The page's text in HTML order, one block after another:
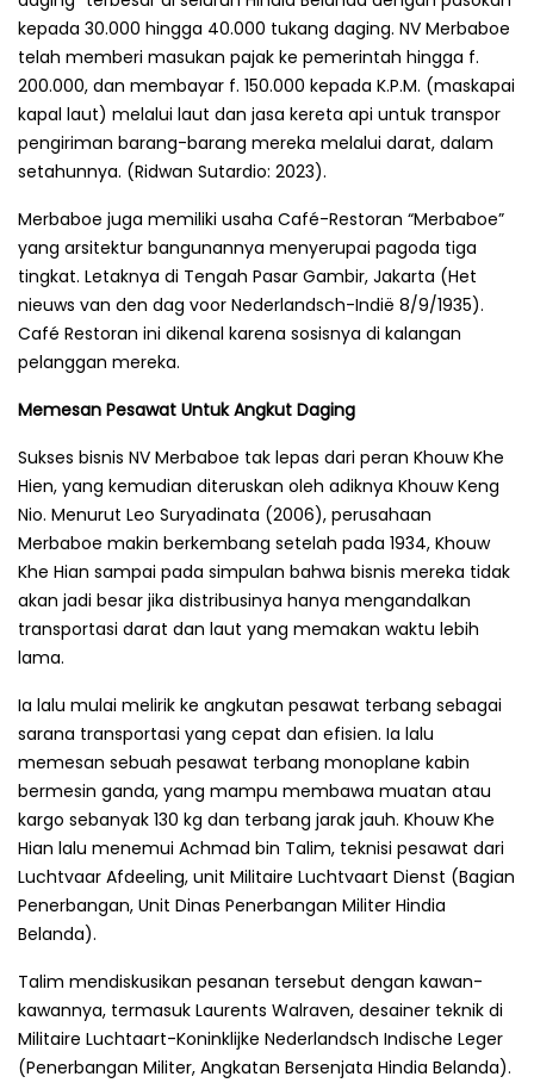
kepada 30.000 hingga 40.000 tukang daging. NV Merbaboe
telah memberi masukan pajak ke pemerintah hingga f.
200.000, dan membayar f. 150.000 kepada K.P.M. (maskapai
kapal laut) melalui laut dan jasa kereta api untuk transpor
pengiriman barang-barang mereka melalui darat, dalam
setahunnya. (Ridwan Sutardio: 2023).
Merbaboe juga memiliki usaha Café-Restoran “Merbaboe”
yang arsitektur bangunannya menyerupai pagoda tiga
tingkat. Letaknya di Tengah Pasar Gambir, Jakarta (Het
nieuws van den dag voor Nederlandsch-Indië 8/9/1935).
Café Restoran ini dikenal karena sosisnya di kalangan
pelanggan mereka.
Memesan Pesawat Untuk Angkut Daging
Sukses bisnis NV Merbaboe tak lepas dari peran Khouw Khe
Hien, yang kemudian diteruskan oleh adiknya Khouw Keng
Nio. Menurut Leo Suryadinata (2006), perusahaan
Merbaboe makin berkembang setelah pada 1934, Khouw
Khe Hian sampai pada simpulan bahwa bisnis mereka tidak
akan jadi besar jika distribusinya hanya mengandalkan
transportasi darat dan laut yang memakan waktu lebih
lama.
Ia lalu mulai melirik ke angkutan pesawat terbang sebagai
sarana transportasi yang cepat dan efisien. Ia lalu
memesan sebuah pesawat terbang monoplane kabin
bermesin ganda, yang mampu membawa muatan atau
kargo sebanyak 130 kg dan terbang jarak jauh. Khouw Khe
Hian lalu menemui Achmad bin Talim, teknisi pesawat dari
Luchtvaar Afdeeling, unit Militaire Luchtvaart Dienst (Bagian
Penerbangan, Unit Dinas Penerbangan Militer Hindia
Belanda).
Talim mendiskusikan pesanan tersebut dengan kawan-
kawannya, termasuk Laurents Walraven, desainer teknik di
Militaire Luchtaart-Koninklijke Nederlandsch Indische Leger
(Penerbangan Militer, Angkatan Bersenjata Hindia Belanda).